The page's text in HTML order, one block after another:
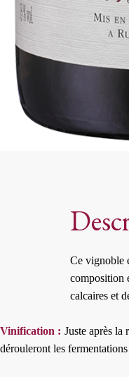
Ce vignoble
composition
calcaires et
Vinification : Juste après la
dérouleront les